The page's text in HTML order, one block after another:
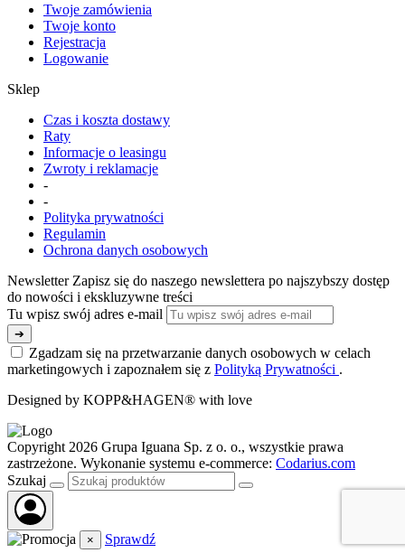
Twoje zamówienia
Twoje konto
Rejestracja
Logowanie
Sklep
Czas i koszta dostawy
Raty
Informacje o leasingu
Zwroty i reklamacje
-
-
Polityka prywatności
Regulamin
Ochrona danych osobowych
Newsletter Zapisz się do naszego newslettera po najszybszy dostęp
do nowości i ekskluzywne treści
Tu wpisz swój adres e-mail
➔
Zgadzam się na przetwarzanie danych osobowych w celach
marketingowych i zapoznałem się z Polityką Prywatności .
Designed by KOPP&HAGEN® with love
Copyright 2026 Grupa Iguana Sp. z o. o., wszystkie prawa
zastrzeżone. Wykonanie systemu e-commerce: Codarius.com
Szukaj
× Sprawdź